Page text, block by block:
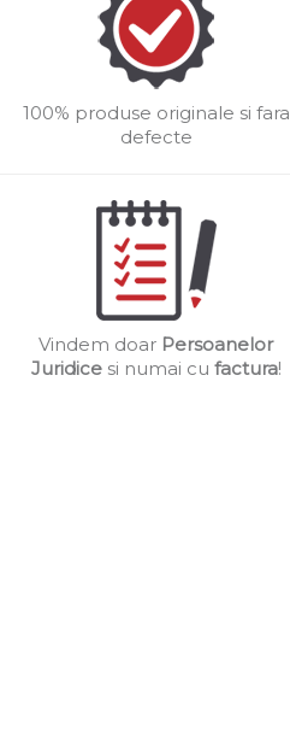
100% produse originale si fara
defecte
Vindem doar Persoanelor
Juridicesi numai cu factura!